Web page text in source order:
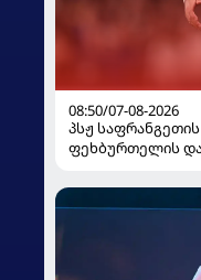
08:50/07-08-2026
პსჟ
ფეხბურთელის